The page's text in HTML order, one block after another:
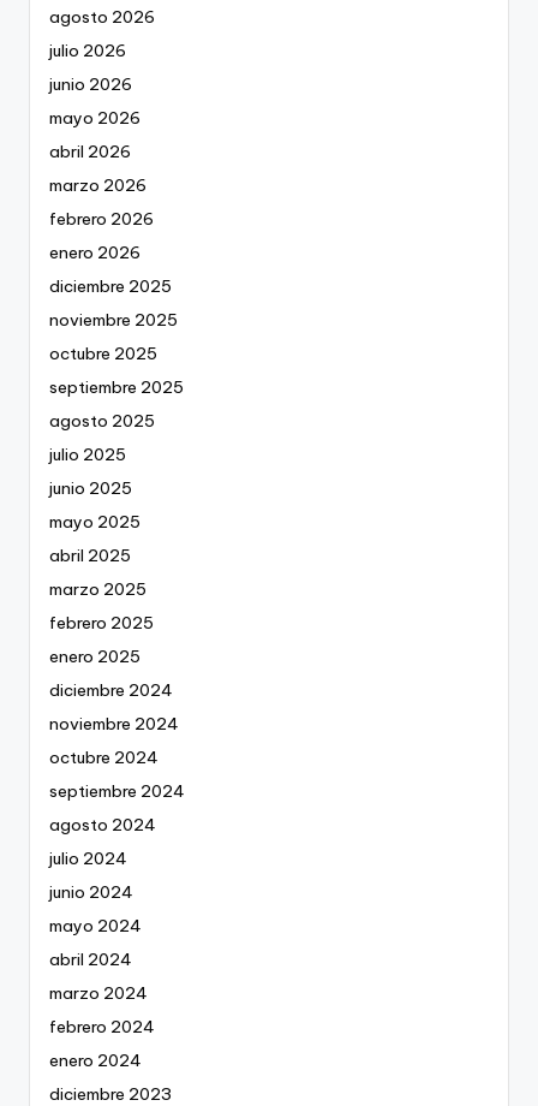
agosto 2026
julio 2026
junio 2026
mayo 2026
abril 2026
marzo 2026
febrero 2026
enero 2026
diciembre 2025
noviembre 2025
octubre 2025
septiembre 2025
agosto 2025
julio 2025
junio 2025
mayo 2025
abril 2025
marzo 2025
febrero 2025
enero 2025
diciembre 2024
noviembre 2024
octubre 2024
septiembre 2024
agosto 2024
julio 2024
junio 2024
mayo 2024
abril 2024
marzo 2024
febrero 2024
enero 2024
diciembre 2023